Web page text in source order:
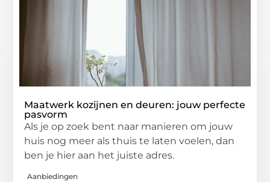
Maatwerk kozijnen en deuren: jouw perfecte
pasvorm
Als je op zoek bent naar manieren om jouw
huis nog meer als thuis te laten voelen, dan
ben je hier aan het juiste adres.
Aanbiedingen